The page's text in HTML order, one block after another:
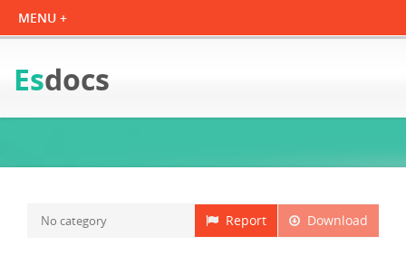
Esdocs
Download
Report
No category